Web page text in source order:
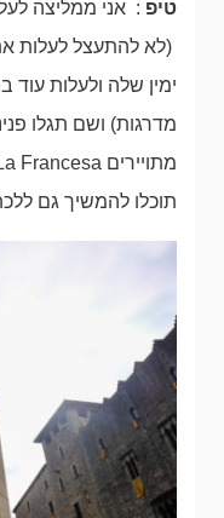
טיפ : אני ממליצה
מדרגות) ושם תגלו
מתויירים Jardins De La Francesa (
תוכלו להמשיך גם